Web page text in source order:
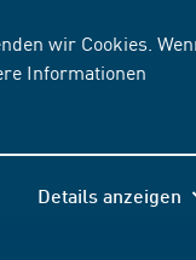
wir Cookies.
Informationen
Details anzeigen